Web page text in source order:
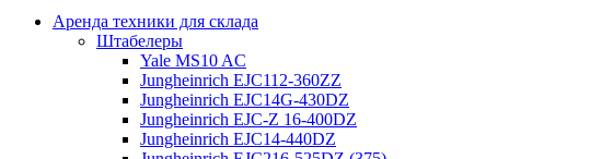
Аренда техники для склада
Штабелеры
Yale MS10 AC
Jungheinrich EJC112-360ZZ
Jungheinrich EJC14G-430DZ
Jungheinrich EJC-Z 16-400DZ
Jungheinrich EJC14-440DZ